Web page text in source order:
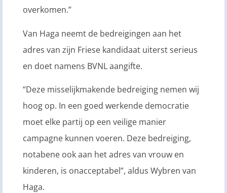
overkomen.”
Van Haga neemt de bedreigingen aan het
adres van zijn Friese kandidaat uiterst serieus
en doet namens BVNL aangifte.
“Deze misselijkmakende bedreiging nemen wij
hoog op. In een goed werkende democratie
moet elke partij op een veilige manier
campagne kunnen voeren. Deze bedreiging,
notabene ook aan het adres van vrouw en
kinderen, is onacceptabel”, aldus Wybren van
Haga.